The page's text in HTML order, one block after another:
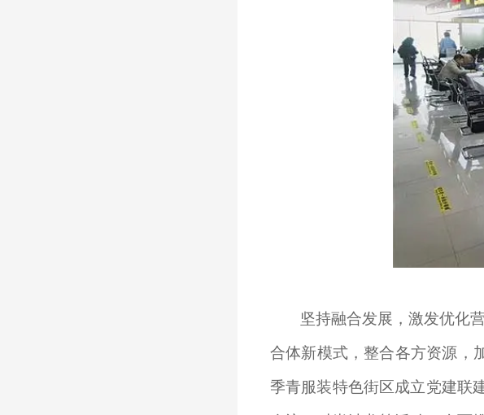
坚持融合发展，激发优化
合体新模式，整合各方资源，
季青服装特色街区成立党建联